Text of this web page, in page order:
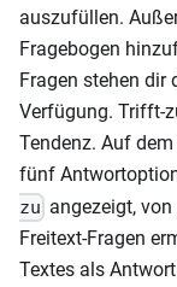
auszufüllen.
Fragebogen
Fragen stehen dir
Verfügung. Trifft-
Tendenz. Auf
fünf
zu angezeigt,
Freitext-Fragen
Textes als